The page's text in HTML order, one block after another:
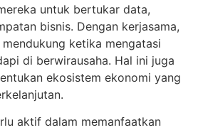
untuk bertukar data,
bisnis. Dengan kerjasama,
ketika mengatasi
di berwirausaha. Hal ini juga
ekosistem ekonomi yang
aktif dalam memanfaatkan